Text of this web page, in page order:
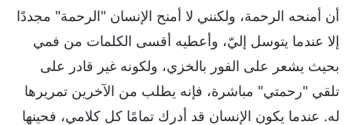
أن أمنحه الرحمة، ولكنني لا أمنح الإنسان "الرحمة" مجددًا
إلا عندما يتوسل إليّ، وأعطيه أقسى الكلمات من فمي
بحيث يشعر على الفور بالخزي، ولكونه غير قادر على
تلقي "رحمتي" مباشرة، فإنه يطلب من الآخرين تمريرها
له. عندما يكون الإنسان قد أدرك تمامًا كل كلامي، فحينها